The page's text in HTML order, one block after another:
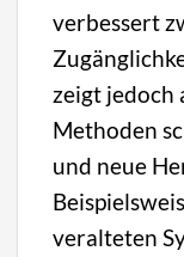
verbessert
zeigt jedoch
Methoden
und neue
veralteten